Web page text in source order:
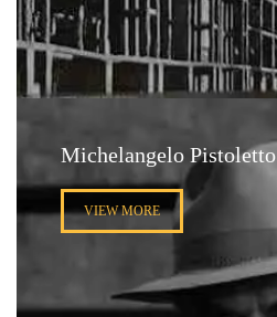
Michelangelo Pistoletto
VIEW MORE